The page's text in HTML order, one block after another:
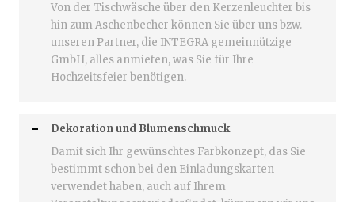
Von der Tischwäsche über den Kerzenleuchter bis
hin zum Aschenbecher können Sie über uns bzw.
unseren Partner, die INTEGRA gemeinnützige
GmbH, alles anmieten, was Sie für Ihre
Hochzeitsfeier benötigen.
Dekoration und Blumenschmuck
Damit sich Ihr gewünschtes Farbkonzept, das Sie
bestimmt schon bei den Einladungskarten
verwendet haben, auch auf Ihrem